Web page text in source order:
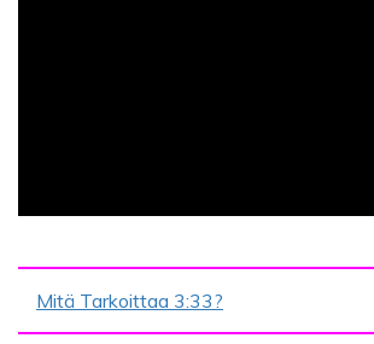
Mitä Tarkoittaa 3:33?